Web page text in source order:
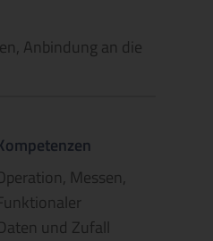
Anbindung an die
Messen,
und Zufall